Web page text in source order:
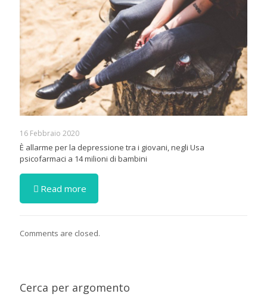
16 Febbraio 2020
È allarme per la depressione tra i giovani, negli Usa
psicofarmaci a 14 milioni di bambini
Read more
Comments are closed.
Cerca per argomento